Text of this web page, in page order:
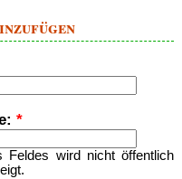
*
Feldes wird nicht öffentlich